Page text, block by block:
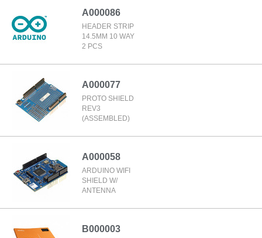
A000086
HEADER STRIP
14.5MM 10 WAY
2 PCS
A000077
PROTO SHIELD
REV3
(ASSEMBLED)
A000058
ARDUINO WIFI
SHIELD W/
ANTENNA
B000003